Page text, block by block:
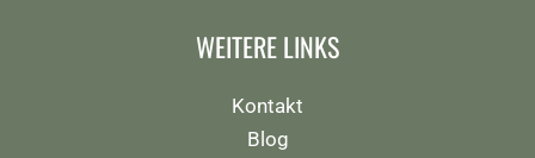
WEITERE LINKS
Kontakt
Blog